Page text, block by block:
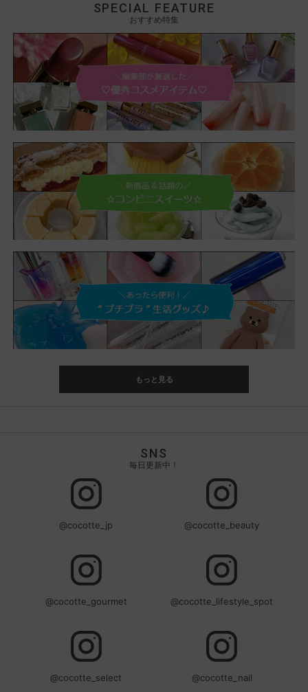
SPECIAL FEATURE
おすすめ特集
もっと見る
SNS
毎日更新中！
@cocotte_jp @cocotte_beauty
@cocotte_gourmet @cocotte_lifestyle_spot
@cocotte_select @cocotte_nail